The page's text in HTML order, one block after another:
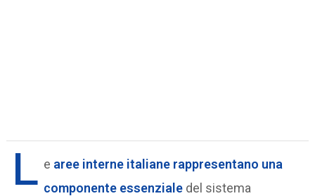
L e aree interne italiane rappresentano una
componente essenziale del sistema